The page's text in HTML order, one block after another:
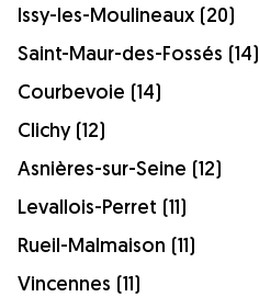
Issy-les-Moulineaux (20)
Saint-Maur-des-Fossés (14)
Courbevoie (14)
Clichy (12)
Asnières-sur-Seine (12)
Levallois-Perret (11)
Rueil-Malmaison (11)
Vincennes (11)